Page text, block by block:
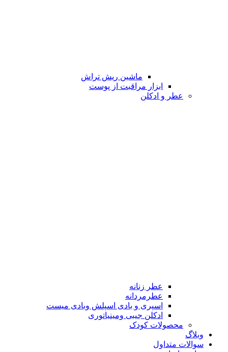
ماشین ریش تراش
ابزار مراقبت از پوست
عطر و ادکلن
عطر زنانه
عطرمردانه
اسپری و بادی اسپلش وبادی میست
ادکلن جیبی ومینیاتوری
محصولات کودک
وبلاگ
سوالات متداول